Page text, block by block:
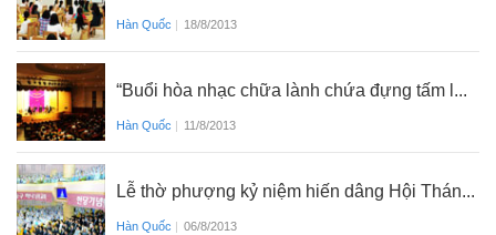
Hàn Quốc | 18/8/2013
“Buổi hòa nhạc chữa lành chứa đựng tấm l...
Hàn Quốc | 11/8/2013
Lễ thờ phượng kỷ niệm hiến dâng Hội Thán...
Hàn Quốc | 06/8/2013